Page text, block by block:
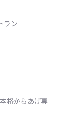
ラン
格からあげ専